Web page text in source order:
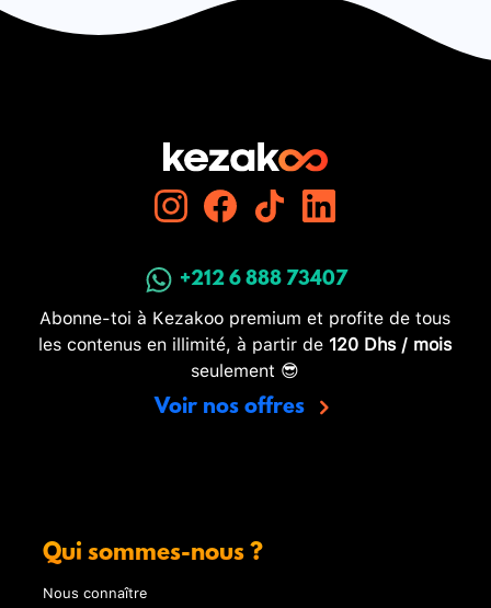
+212 6 888 73407
Abonne-toi à Kezakoo premium et profite de tous
les contenus en illimité, à partir de 120 Dhs / mois
seulement 😎
Voir nos offres
Qui sommes-nous ?
Nous connaître